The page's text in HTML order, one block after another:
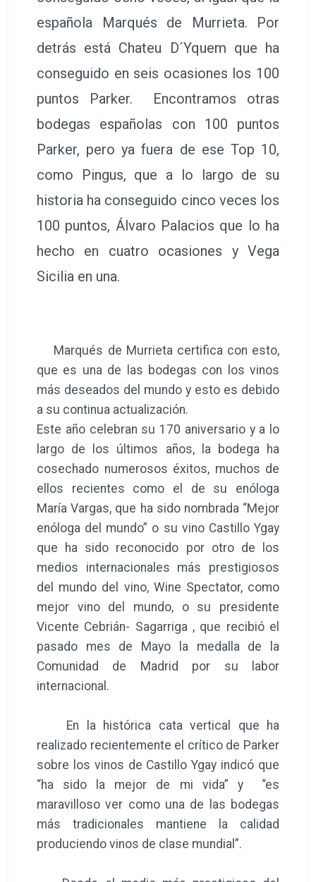
española Marqués de Murrieta. Por
detrás está Chateu D´Yquem que ha
conseguido en seis ocasiones los 100
puntos Parker. Encontramos otras
bodegas españolas con 100 puntos
Parker, pero ya fuera de ese Top 10,
como Pingus, que a lo largo de su
historia ha conseguido cinco veces los
100 puntos, Álvaro Palacios que lo ha
hecho en cuatro ocasiones y Vega
Sicilia en una.
Marqués de Murrieta certifica con esto,
que es una de las bodegas con los vinos
más deseados del mundo y esto es debido
a su continua actualización.
Este año celebran su 170 aniversario y a lo
largo de los últimos años, la bodega ha
cosechado numerosos éxitos, muchos de
ellos recientes como el de su enóloga
María Vargas, que ha sido nombrada “Mejor
enóloga del mundo” o su vino Castillo Ygay
que ha sido reconocido por otro de los
medios internacionales más prestigiosos
del mundo del vino, Wine Spectator, como
mejor vino del mundo, o su presidente
Vicente Cebrián- Sagarriga , que recibió el
pasado mes de Mayo la medalla de la
Comunidad de Madrid por su labor
internacional.
En la histórica cata vertical que ha
realizado recientemente el crítico de Parker
sobre los vinos de Castillo Ygay indicó que
“ha sido la mejor de mi vida” y “es
maravilloso ver como una de las bodegas
más tradicionales mantiene la calidad
produciendo vinos de clase mundial”.